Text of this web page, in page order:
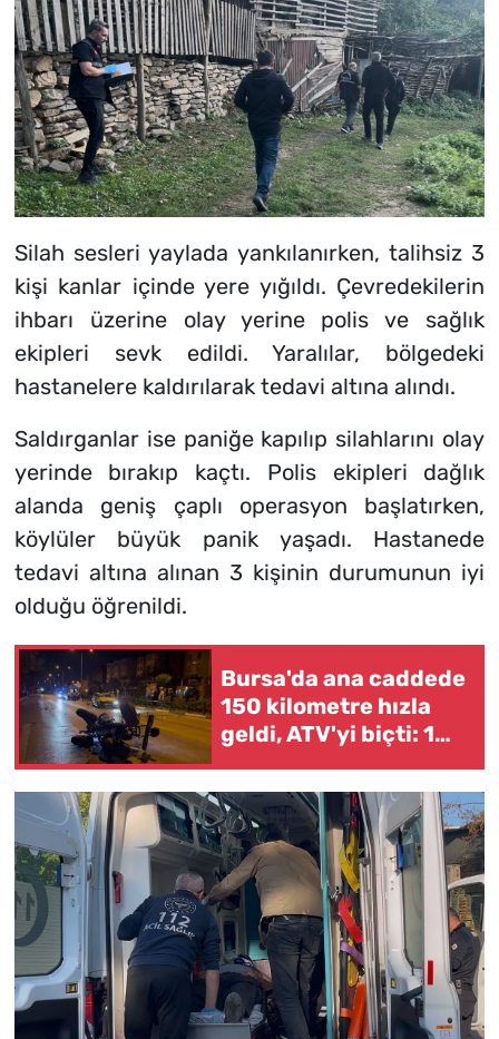
Silah sesleri yaylada yankılanırken, talihsiz 3
kişi kanlar içinde yere yığıldı. Çevredekilerin
ihbarı üzerine olay yerine polis ve sağlık
ekipleri sevk edildi. Yaralılar, bölgedeki
hastanelere kaldırılarak tedavi altına alındı.
Saldırganlar ise paniğe kapılıp silahlarını olay
yerinde bırakıp kaçtı. Polis ekipleri dağlık
alanda geniş çaplı operasyon başlatırken,
köylüler büyük panik yaşadı. Hastanede
tedavi altına alınan 3 kişinin durumunun iyi
olduğu öğrenildi.
Bursa'da ana caddede
150 kilometre hızla
geldi, ATV'yi biçti: 1